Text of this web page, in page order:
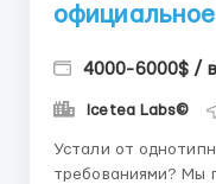
4000-6000$ /
Icetea Labs©
Устали от
требованиями? Мы